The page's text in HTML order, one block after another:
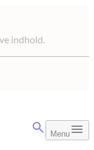
indhold.
Menu